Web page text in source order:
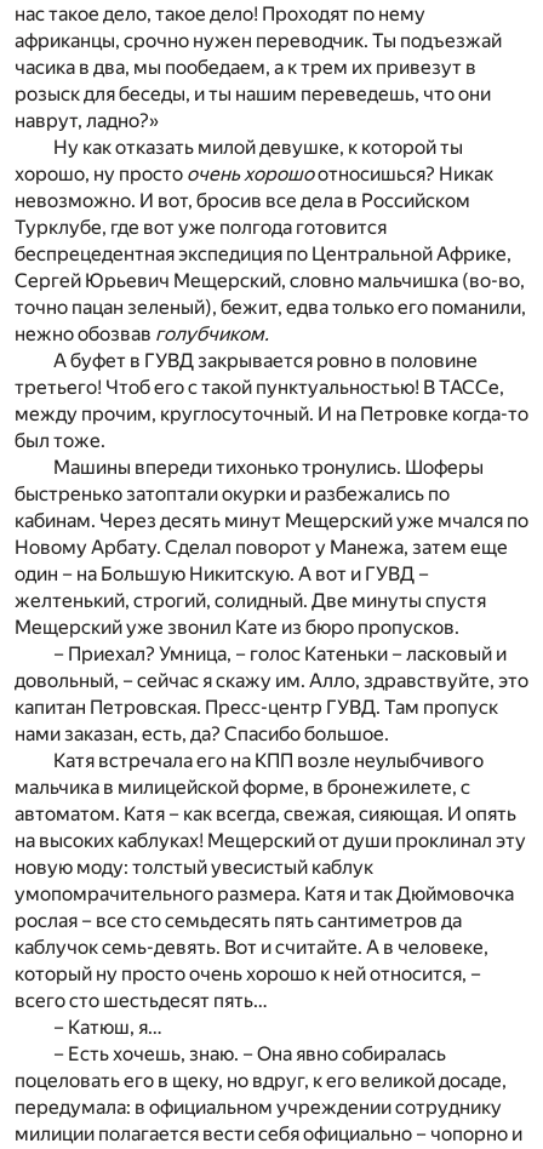
нас такое дело, такое дело! Проходят по нему
африканцы, срочно нужен переводчик. Ты подъезжай
часика в два, мы пообедаем, а к трем их привезут в
розыск для беседы, и ты нашим переведешь, что они
наврут, ладно?»
Ну как отказать милой девушке, к которой ты
хорошо, ну просто очень хорошоотносишься? Никак
невозможно. И вот, бросив все дела в Российском
Турклубе, где вот уже полгода готовится
беспрецедентная экспедиция по Центральной Африке,
Сергей Юрьевич Мещерский, словно мальчишка (во-во,
точно пацан зеленый), бежит, едва только его поманили,
нежно обозвав голубчиком.
А буфет в ГУВД закрывается ровно в половине
третьего! Чтоб его с такой пунктуальностью! В ТАССе,
между прочим, круглосуточный. И на Петровке когда-то
был тоже.
Машины впереди тихонько тронулись. Шоферы
быстренько затоптали окурки и разбежались по
кабинам. Через десять минут Мещерский уже мчался по
Новому Арбату. Сделал поворот у Манежа, затем еще
один – на Большую Никитскую. А вот и ГУВД –
желтенький, строгий, солидный. Две минуты спустя
Мещерский уже звонил Кате из бюро пропусков.
– Приехал? Умница, – голос Катеньки – ласковый и
довольный, – сейчас я скажу им. Алло, здравствуйте, это
капитан Петровская. Пресс-центр ГУВД. Там пропуск
нами заказан, есть, да? Спасибо большое.
Катя встречала его на КПП возле неулыбчивого
мальчика в милицейской форме, в бронежилете, с
автоматом. Катя – как всегда, свежая, сияющая. И опять
на высоких каблуках! Мещерский от души проклинал эту
новую моду: толстый увесистый каблук
умопомрачительного размера. Катя и так Дюймовочка
рослая – все сто семьдесять пять сантиметров да
каблучок семь-девять. Вот и считайте. А в человеке,
который ну просто очень хорошо к ней относится, –
всего сто шестьдесят пять…
– Катюш, я…
– Есть хочешь, знаю. – Она явно собиралась
поцеловать его в щеку, но вдруг, к его великой досаде,
передумала: в официальном учреждении сотруднику
милиции полагается вести себя официально – чопорно и